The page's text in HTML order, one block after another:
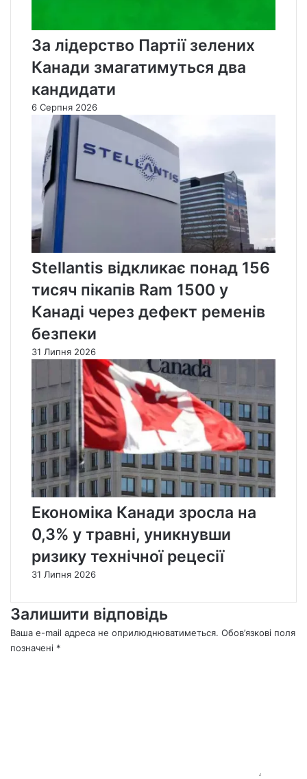
За лідерство Партії зелених
Канади змагатимуться два
кандидати
6 Серпня 2026
Stellantis відкликає понад 156
тисяч пікапів Ram 1500 у
Канаді через дефект ременів
безпеки
31 Липня 2026
Економіка Канади зросла на
0,3% у травні, уникнувши
ризику технічної рецесії
31 Липня 2026
Залишити відповідь
Ваша e-mail адреса не оприлюднюватиметься. Обов’язкові поля
позначені *